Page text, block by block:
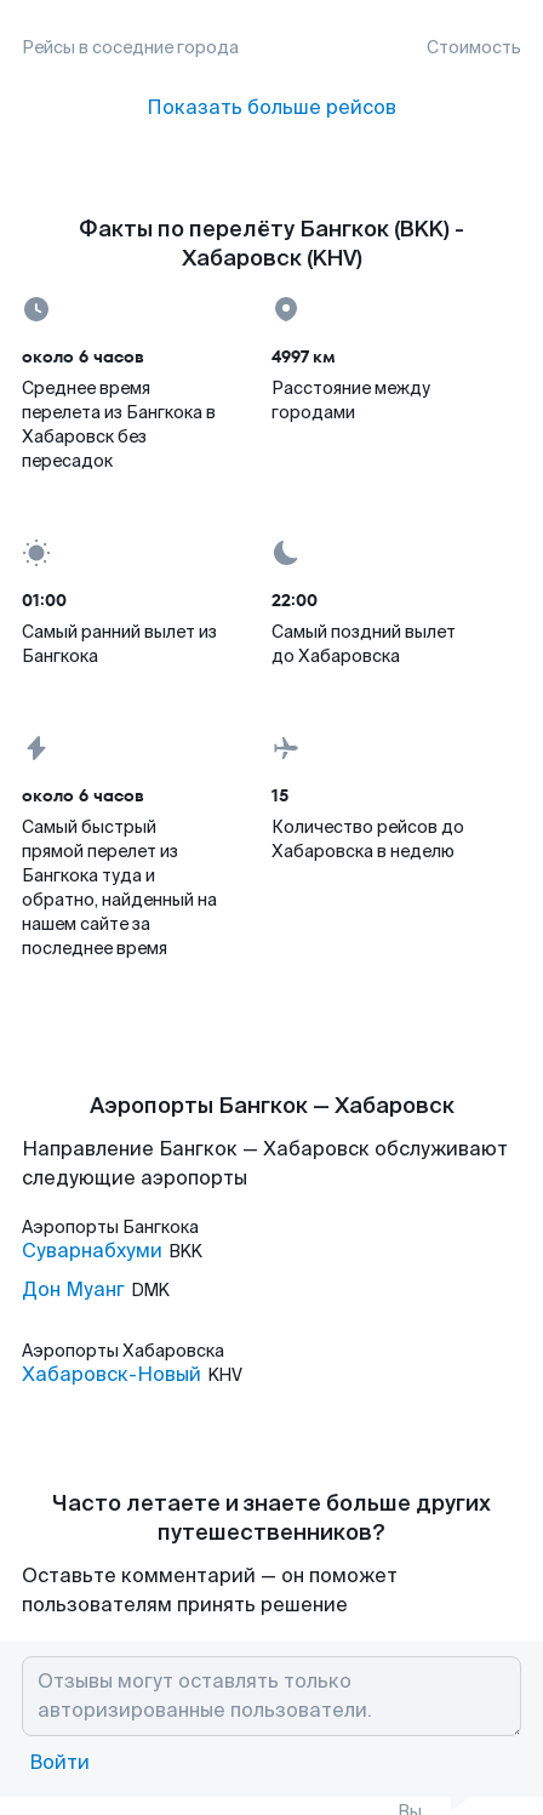
Рейсы в соседние города Стоимость
Показать больше рейсов
Факты по перелёту Бангкок (BKK) -
Хабаровск (KHV)
около 6 часов
Среднее время
перелета из Бангкока в
Хабаровск без
пересадок
4997 км
Расстояние между
городами
01:00
Самый ранний вылет из
Бангкока
22:00
Самый поздний вылет
до Хабаровска
около 6 часов
Самый быстрый
прямой перелет из
Бангкока туда и
обратно, найденный на
нашем сайте за
последнее время
15
Количество рейсов до
Хабаровска в неделю
Аэропорты Бангкок — Хабаровск
Направление Бангкок — Хабаровск обслуживают
следующие аэропорты
Аэропорты Бангкока
Суварнабхуми BKK
Дон Муанг DMK
Аэропорты Хабаровска
Хабаровск-Новый KHV
Часто летаете и знаете больше других
путешественников?
Оставьте комментарий — он поможет
пользователям принять решение
Войти